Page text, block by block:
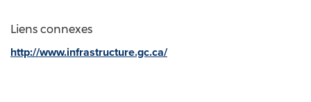
Liens connexes
http://www.infrastructure.gc.ca/